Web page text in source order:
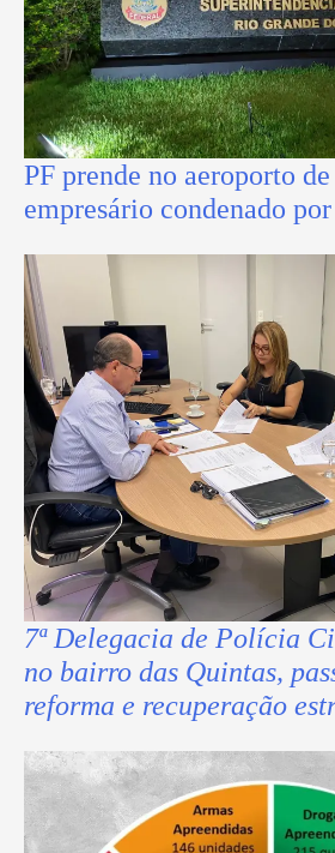
PF prende no aeroporto
empresário condenado
7ª Delegacia de Polícia
no bairro das Quintas,
reforma e recuperação